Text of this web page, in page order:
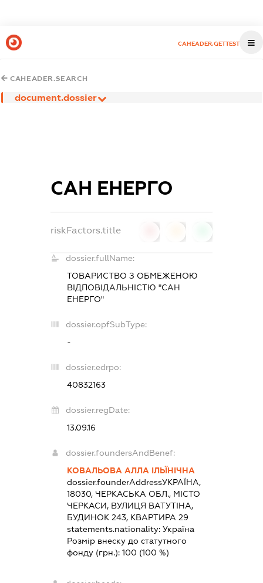
CAHEADER.GETTEST
CAHEADER.SEARCH
document.dossier
САН ЕНЕРГО
riskFactors.title
dossier.fullName:
ТОВАРИСТВО З ОБМЕЖЕНОЮ
ВІДПОВІДАЛЬНІСТЮ "САН
ЕНЕРГО"
dossier.opfSubType:
-
dossier.edrpo:
40832163
dossier.regDate:
13.09.16
dossier.foundersAndBenef:
КОВАЛЬОВА АЛЛА ІЛЬЇНІЧНА
dossier.founderAddressУКРАЇНА,
18030, ЧЕРКАСЬКА ОБЛ., МІСТО
ЧЕРКАСИ, ВУЛИЦЯ ВАТУТІНА,
БУДИНОК 243, КВАРТИРА 29
statements.nationality: Україна
Розмір внеску до статутного
фонду (грн.): 100 (100 %)